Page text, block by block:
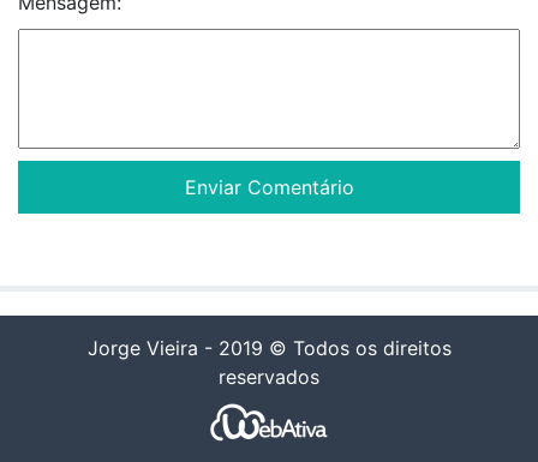
Jorge Vieira - 2019 © Todos os direitos
reservados